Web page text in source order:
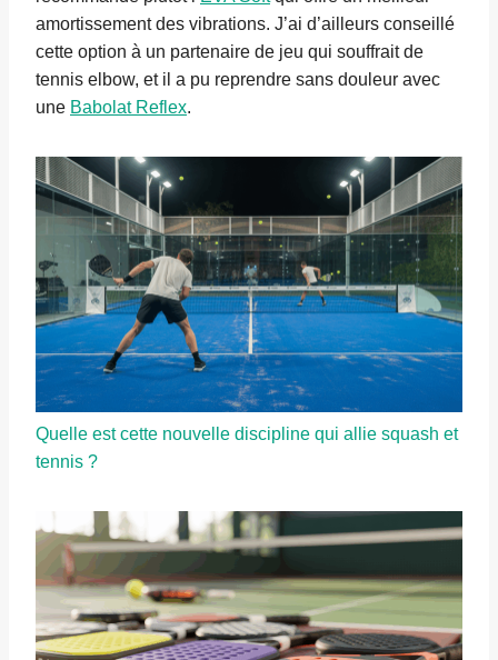
amortissement des vibrations. J’ai d’ailleurs conseillé
cette option à un partenaire de jeu qui souffrait de
tennis elbow, et il a pu reprendre sans douleur avec
une Babolat Reflex.
Quelle est cette nouvelle discipline qui allie squash et
tennis ?